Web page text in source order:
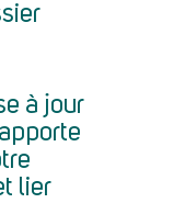
à jour
lier